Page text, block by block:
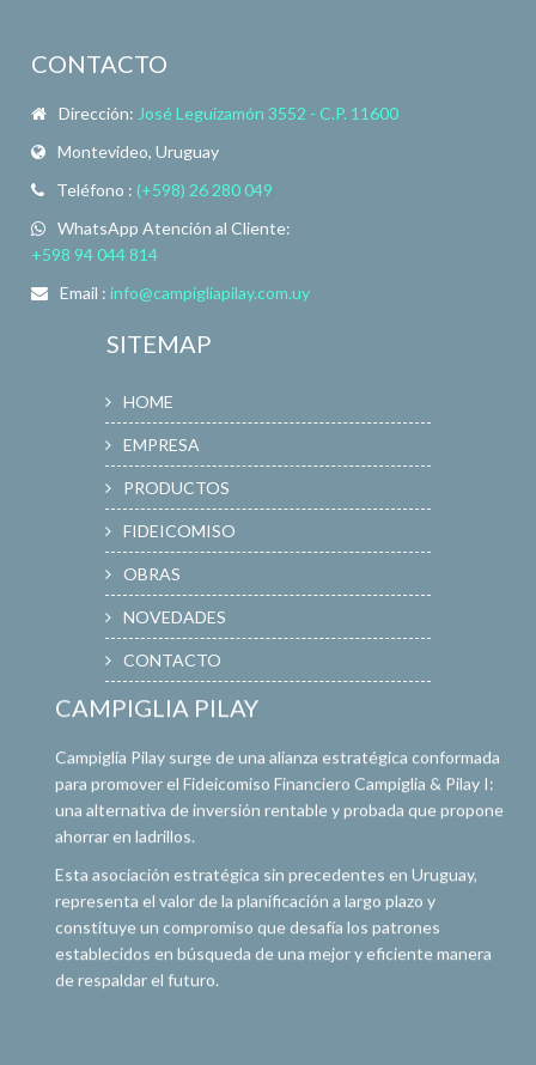
CONTACTO
Dirección:José Leguizamón 3552 - C.P. 11600
Montevideo, Uruguay
Teléfono : (+598) 26 280 049
WhatsApp Atención al Cliente:
+598 94 044 814
Email :info@campigliapilay.com.uy
SITEMAP
HOME
EMPRESA
PRODUCTOS
FIDEICOMISO
OBRAS
NOVEDADES
CONTACTO
CAMPIGLIA PILAY
Campiglia Pilay surge de una alianza estratégica conformada
para promover el Fideicomiso Financiero Campiglia & Pilay I:
una alternativa de inversión rentable y probada que propone
ahorrar en ladrillos.
Esta asociación estratégica sin precedentes en Uruguay,
representa el valor de la planificación a largo plazo y
constituye un compromiso que desafía los patrones
establecidos en búsqueda de una mejor y eficiente manera
de respaldar el futuro.